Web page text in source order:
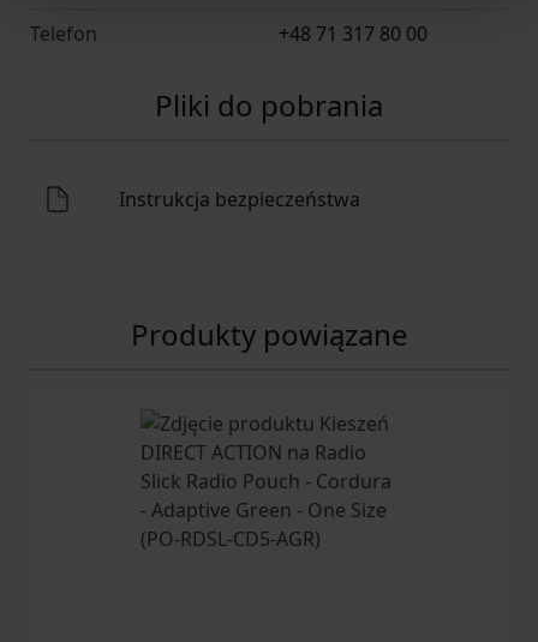
Telefon
+48 71 317 80 00
Pliki do pobrania
Instrukcja bezpieczeństwa
Produkty powiązane